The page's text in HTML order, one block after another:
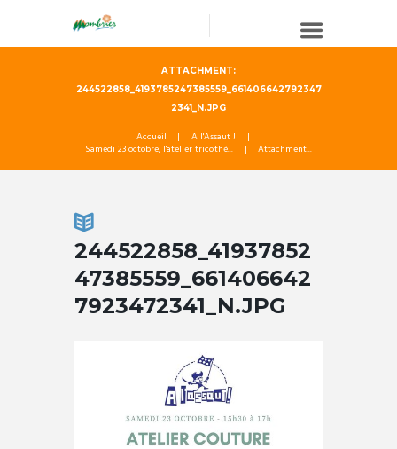
ATTACHMENT:
244522858_4193785247385559_661406642792347
2341_N.JPG
Accueil
A l'Assaut !
Samedi 23 octobre, l'atelier trico'thé...
Attachment...
244522858_41937852
47385559_661406642
7923472341_N.JPG